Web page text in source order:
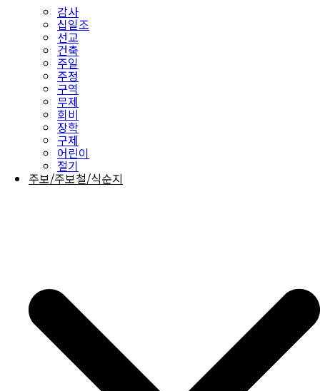
감사
십일조
선교
건축
주일
주정
구역
무제
회비
장학
구제
어린이
절기
주보/주보철/식순지